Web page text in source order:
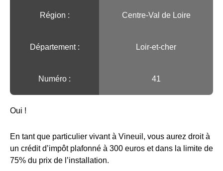
Région :️ Centre-Val de Loire
Département : Loir-et-cher
Numéro : 41
Oui !
En tant que particulier vivant à Vineuil, vous aurez droit à
un crédit d’impôt plafonné à 300 euros et dans la limite de
75% du prix de l’installation.